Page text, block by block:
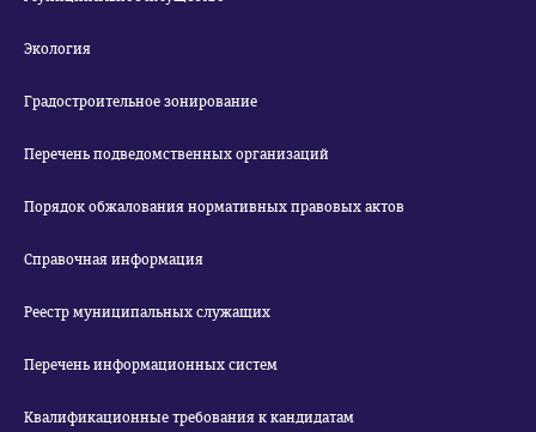
Экология
Градостроительное зонирование
Перечень подведомственных организаций
Порядок обжалования нормативных правовых актов
Справочная информация
Реестр муниципальных служащих
Перечень информационных систем
Квалификационные требования к кандидатам